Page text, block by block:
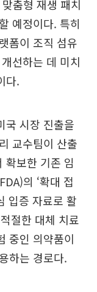
춤형 재생 패치
예정이다. 특히
폼이 조직 섬유
선하는 데 미치
다.
국 시장 진출을
교수팀이 산출
확보한 기존 임
의 ‘확대 접
입증 자료로 활
절한 대체 치료
중인 의약품이
하는 경로다.